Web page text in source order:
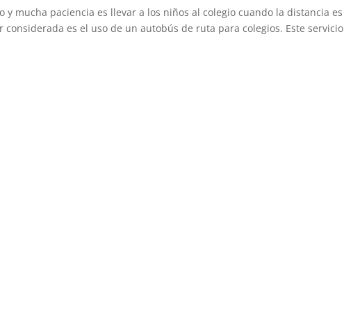
mucha paciencia es llevar a los niños al colegio cuando la distancia es
es el uso de un autobús de ruta para colegios. Este servicio